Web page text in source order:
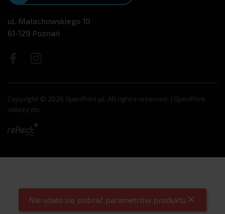
Nie udało się pobrać parametrów produktu
ul. Małachowskiego 10
61-129 Poznań
Copyright © 2026 OpenPrint.pl. All rights reserved. | OpenPrint
należy do: